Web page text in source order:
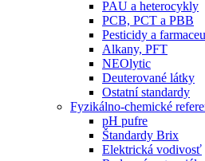
PAU a heterocykly
PCB, PCT a PBB
Pesticidy a
Alkany, PFT
NEOlytic
Deuterované látky
Ostatní standardy
Fyzikálno-chemické
pH pufre
Štandardy Brix
Elektrická vodivosť